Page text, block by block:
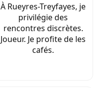
À Rueyres-Treyfayes, je
privilégie des
rencontres discrètes.
Joueur. Je profite de les
cafés.